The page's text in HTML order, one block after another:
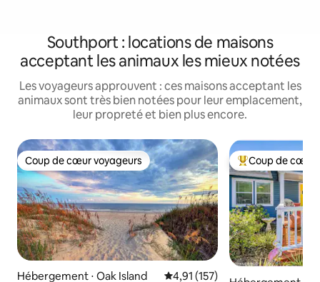
Southport : locations de maisons
acceptant les animaux les mieux notées
Les voyageurs approuvent : ces maisons acceptant les
animaux sont très bien notées pour leur emplacement,
leur propreté et bien plus encore.
Coup de cœur voyageurs
Coup de cœur voyageurs
Hébergement ⋅ Oak Island Évaluation moyenne sur la
4,91 (157)
Coups de cœur
Coup de cœur